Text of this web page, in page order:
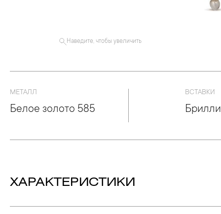
Наведите, чтобы увеличить
МЕТАЛЛ
Белое золото 585
ВСТАВКИ
ХАРАКТЕРИСТИКИ